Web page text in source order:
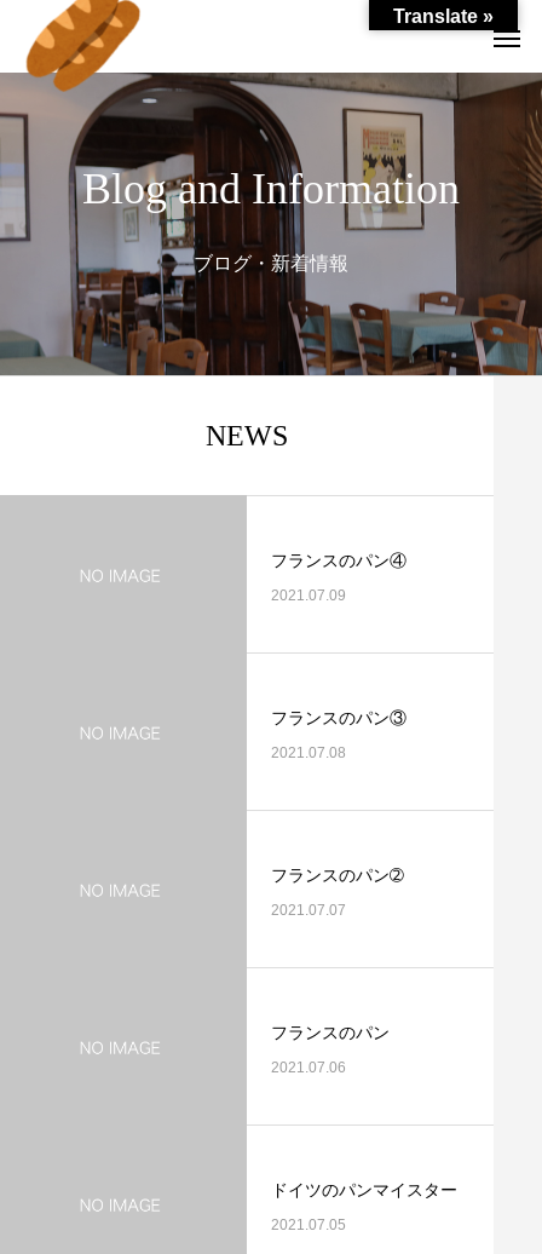
Blog and Information
ブログ・新着情報
NEWS
フランスのパン④
2021.07.09
フランスのパン③
2021.07.08
フランスのパン➁
2021.07.07
フランスのパン
2021.07.06
ドイツのパンマイスター
2021.07.05
Translate »